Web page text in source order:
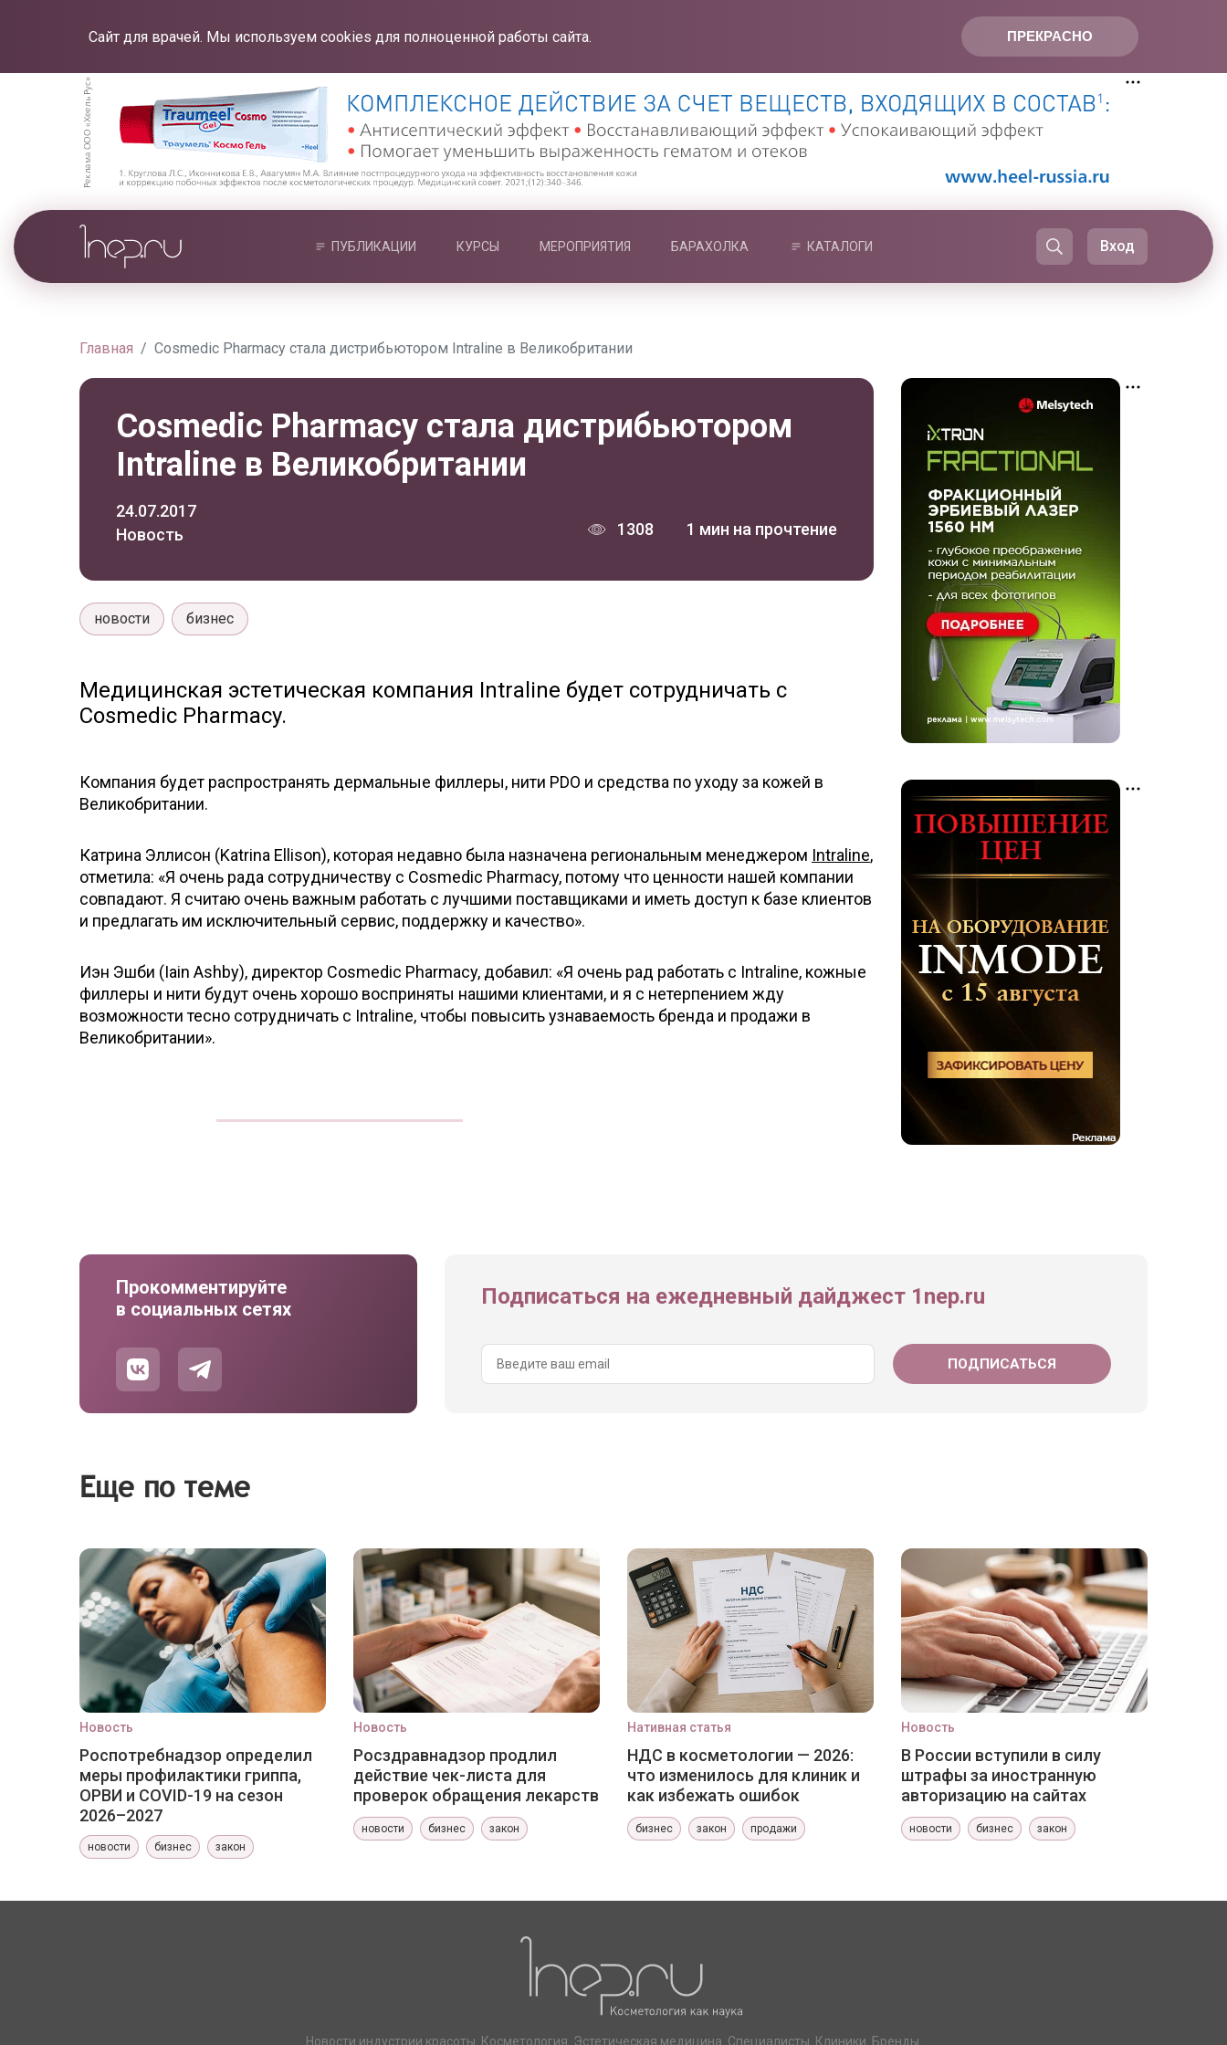
ПРЕКРАСНО
Сайт для врачей. Мы используем cookies для полноценной работы сайта.
ПУБЛИКАЦИИ КУРСЫ МЕРОПРИЯТИЯ БАРАХОЛКА КАТАЛОГИ Вход
Главная Cosmedic Pharmacy стала дистрибьютором Intraline в Великобритании
Cosmedic Pharmacy стала дистрибьютором
Intraline в Великобритании
24.07.2017
Новость
1308 1 мин на прочтение
новости бизнес
Медицинская эстетическая компания Intraline будет сотрудничать с
Cosmedic Pharmacy.
Компания будет распространять дермальные филлеры, нити PDO и средства по уходу за кожей в
Великобритании.
Катрина Эллисон (Katrina Ellison), которая недавно была назначена региональным менеджером Intraline,
отметила: «Я очень рада сотрудничеству с Cosmedic Pharmacy, потому что ценности нашей компании
совпадают. Я считаю очень важным работать с лучшими поставщиками и иметь доступ к базе клиентов
и предлагать им исключительный сервис, поддержку и качество».
Иэн Эшби (Iain Ashby), директор Cosmedic Pharmacy, добавил: «Я очень рад работать с Intraline, кожные
филлеры и нити будут очень хорошо восприняты нашими клиентами, и я с нетерпением жду
возможности тесно сотрудничать с Intraline, чтобы повысить узнаваемость бренда и продажи в
Великобритании».
Прокомментируйте
в социальных сетях
Подписаться на ежедневный дайджест 1nep.ru
Еще по теме
Новость
Роспотребнадзор определил
меры профилактики гриппа,
ОРВИ и COVID-19 на сезон
2026–2027
новости бизнес закон
Новость
Росздравнадзор продлил
действие чек-листа для
проверок обращения лекарств
новости бизнес закон
Нативная статья
НДС в косметологии — 2026:
что изменилось для клиник и
как избежать ошибок
бизнес закон продажи
Новость
В России вступили в силу
штрафы за иностранную
авторизацию на сайтах
новости бизнес закон
Новости индустрии красоты. Косметология. Эстетическая медицина. Специалисты. Клиники. Бренды.